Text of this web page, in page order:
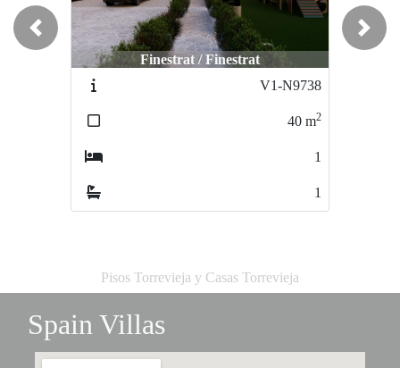
Finestrat / Finestrat
V1-N9738
40 m2
1
1
Previous Next
Pisos Torrevieja y Casas Torrevieja
Spain Villas